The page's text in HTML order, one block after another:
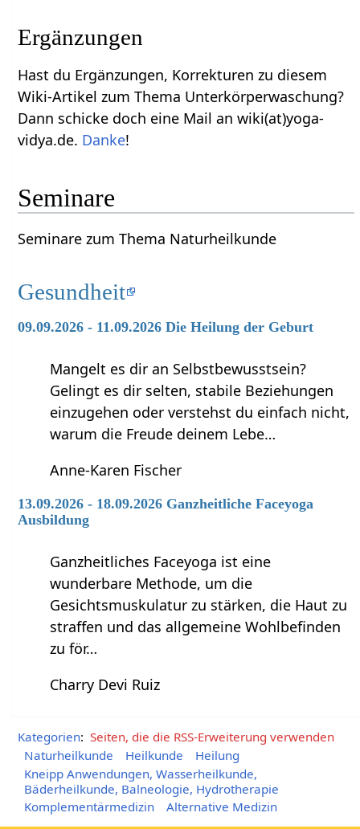
Ergänzungen
Hast du Ergänzungen, Korrekturen zu diesem
Wiki-Artikel zum Thema Unterkörperwaschung?
Dann schicke doch eine Mail an wiki(at)yoga-
vidya.de. Danke!
Seminare
Seminare zum Thema Naturheilkunde
Gesundheit
09.09.2026 - 11.09.2026 Die Heilung der Geburt
Mangelt es dir an Selbstbewusstsein?
Gelingt es dir selten, stabile Beziehungen
einzugehen oder verstehst du einfach nicht,
warum die Freude deinem Lebe…
Anne-Karen Fischer
13.09.2026 - 18.09.2026 Ganzheitliche Faceyoga
Ausbildung
Ganzheitliches Faceyoga ist eine
wunderbare Methode, um die
Gesichtsmuskulatur zu stärken, die Haut zu
straffen und das allgemeine Wohlbefinden
zu för…
Charry Devi Ruiz
Kategorien: Seiten, die die RSS-Erweiterung verwenden
Naturheilkunde
Heilkunde
Heilung
Kneipp Anwendungen, Wasserheilkunde,
Bäderheilkunde, Balneologie, Hydrotherapie
Komplementärmedizin
Alternative Medizin